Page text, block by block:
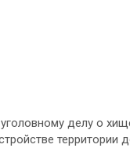
делу о
территории